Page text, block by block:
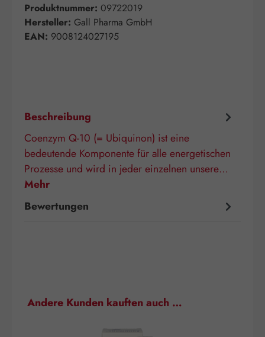
Produktnummer: 09722019
Hersteller: Gall Pharma GmbH
EAN: 9008124027195
Beschreibung
Coenzym Q-10 (= Ubiquinon) ist eine
bedeutende Komponente für alle energetischen
Prozesse und wird in jeder einzelnen unsere…
Mehr
Bewertungen
Produktgalerie überspringen
Andere Kunden kauften auch …